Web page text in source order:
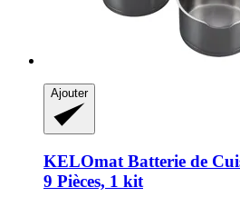
Ajouter
KELOmat Batterie de
9 Pièces, 1 kit